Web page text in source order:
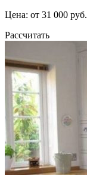
Цена: от 31 000 руб.
Рассчитать